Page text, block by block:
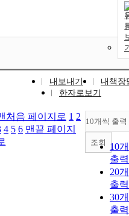
내보내기
내책장
한자로보기
10개씩 출력
10
출력
20
출력
30
출력
조회
처음 페이지로 1 2
4 5 6 맨끝 페이지